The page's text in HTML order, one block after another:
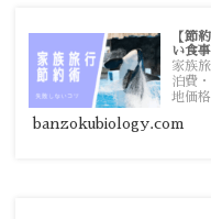
【節
い食
家族
泊費
地価
banzokubiology.com